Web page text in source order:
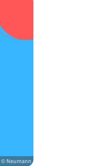
© Neumann